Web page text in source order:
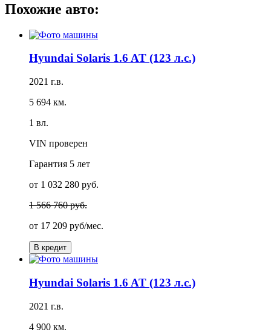
Похожие авто:
Hyundai Solaris 1.6 AT (123 л.с.)
2021 г.в.
5 694 км.
1 вл.
VIN проверен
Гарантия 5 лет
от 1 032 280 руб.
1 566 760 руб.
от 17 209 руб/мес.
В кредит
Hyundai Solaris 1.6 AT (123 л.с.)
2021 г.в.
4 900 км.